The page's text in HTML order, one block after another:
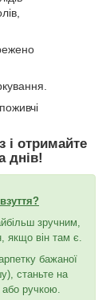
отримайте
днів!
зручним,
якщо він там є.
бажаної
станьте на
або ручкою.